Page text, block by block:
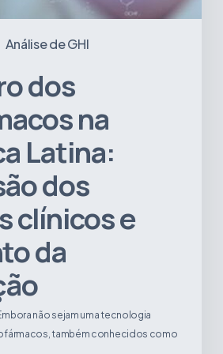
Análise de GHI
dos
na
Latina:
dos
clínicos e
da
não sejam uma tecnologia
também conhecidos como